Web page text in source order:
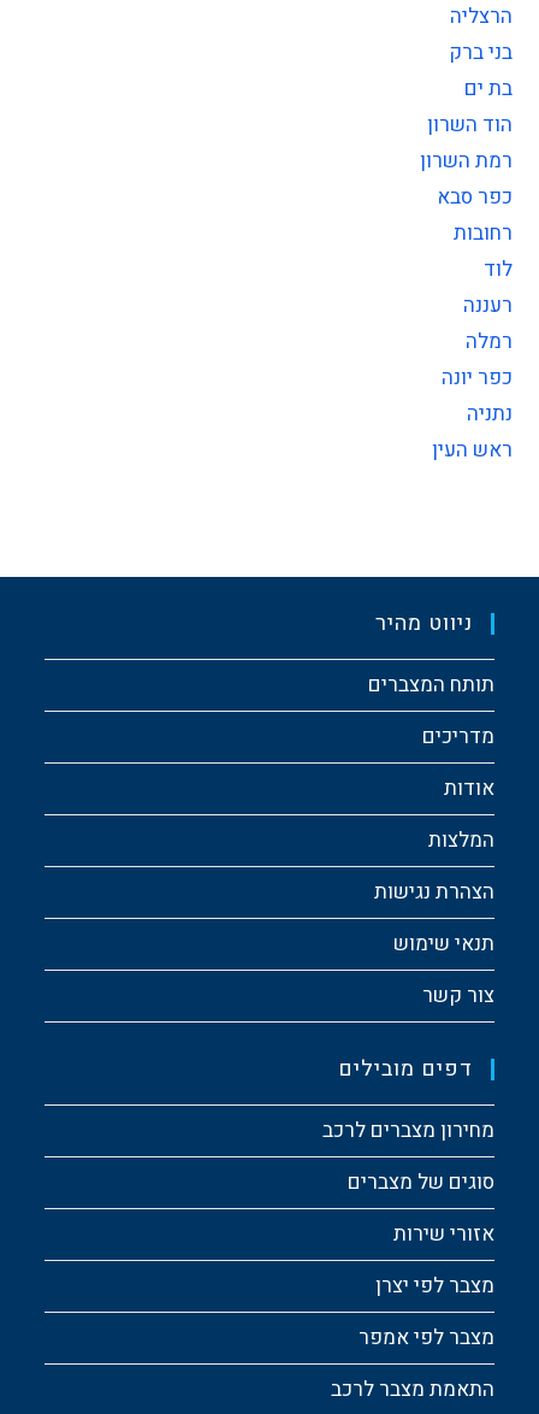
הרצליה
בני ברק
בת ים
הוד השרון
רמת השרון
כפר סבא
רחובות
לוד
רעננה
רמלה
כפר יונה
נתניה
ראש העין
ניווט מהיר
תותח המצברים
מדריכים
אודות
המלצות
הצהרת נגישות
תנאי שימוש
צור קשר
דפים מובילים
מחירון מצברים לרכב
סוגים של מצברים
אזורי שירות
מצבר לפי יצרן
מצבר לפי אמפר
התאמת מצבר לרכב